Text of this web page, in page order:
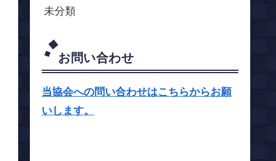
未分類
お問い合わせ
当協会への問い合わせはこちらからお願
いします。